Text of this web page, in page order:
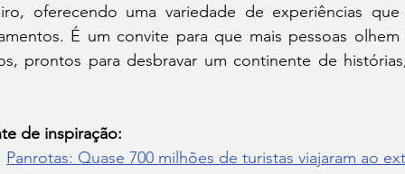
oferecendo uma variedade de experiências
É um convite para que mais pessoas
prontos para desbravar um continente de
de inspiração:
Panrotas: Quase 700 milhões de turistas viajaram ao